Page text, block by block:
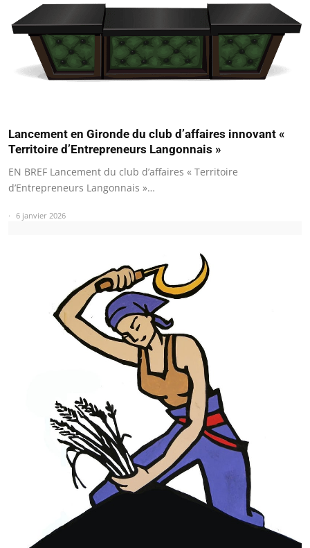
Lancement en Gironde du club d’affaires innovant «
Territoire d’Entrepreneurs Langonnais »
EN BREF Lancement du club d’affaires « Territoire
d’Entrepreneurs Langonnais »…
6 janvier 2026